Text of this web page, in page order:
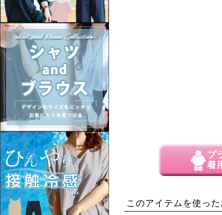
プ
着
このアイテムを使っ